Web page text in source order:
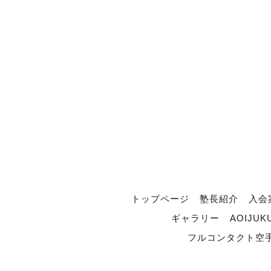
トップページ 塾長紹介
入
ギャラリー
フルコンタクト空